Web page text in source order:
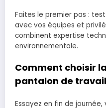
Faites le premier pas :
avec vos équipes et
combinent expertise
environnementale.
Comment choisir
pantalon de
Essayez en fin de journée,